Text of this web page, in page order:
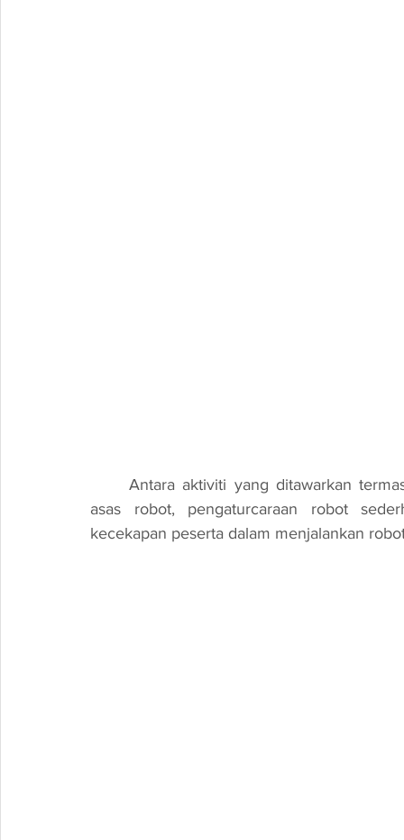
	Antara aktiviti yang ditawarkan termasuklah pengenalan kepada komponen-komponen
asas robot, pengaturcaraan robot
kecekapan peserta dalam menjalankan